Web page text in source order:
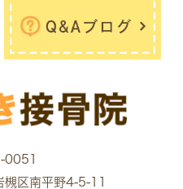
0051
槻区南平野4-5-11